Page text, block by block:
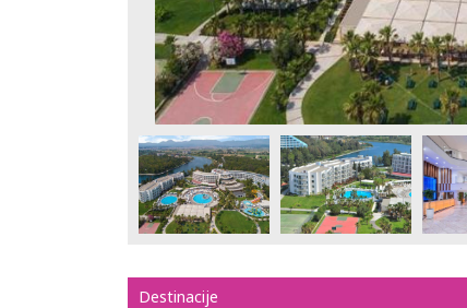
Destinacije